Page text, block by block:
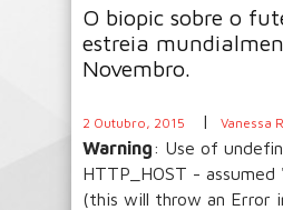
O biopic sobre o
estreia
Novembro.
2 Outubro, 2015 | Vanessa
Warning: Use of
HTTP_HOST - assumed
(this will throw an Error